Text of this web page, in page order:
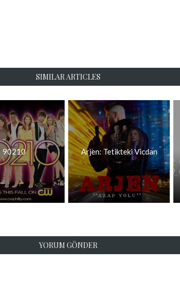
SIMILAR ARTICLES
90210 Arjen: Tetikteki Vicdan
YORUM GÖNDER